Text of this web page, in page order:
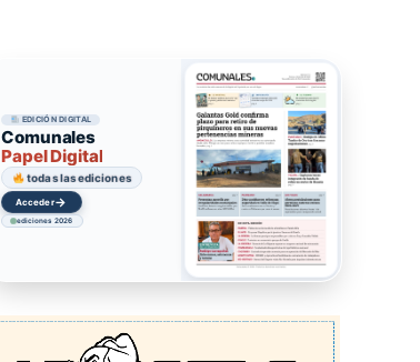
EDICIÓN DIGITAL
Comunales
Papel Digital
todas las ediciones
Acceder→
ediciones 2026